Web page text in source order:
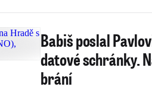
Babiš poslal
datové schránky.
brání